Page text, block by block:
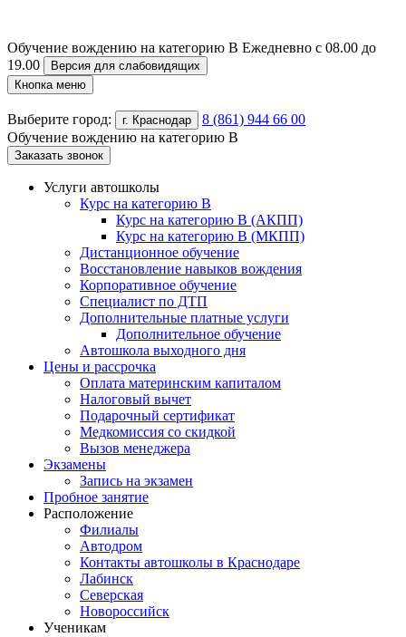
Обучение вождению на категорию B Ежедневно с 08.00 до
19.00
Версия для слабовидящих
Кнопка меню
Выберите город: г. Краснодар
8 (861) 944 66 00
Обучение вождению на категорию B
Заказать звонок
Услуги автошколы
Курс на категорию В
Курс на категорию В (АКПП)
Курс на категорию В (МКПП)
Дистанционное обучение
Восстановление навыков вождения
Корпоративное обучение
Специалист по ДТП
Дополнительные платные услуги
Дополнительное обучение
Автошкола выходного дня
Цены и рассрочка
Оплата материнским капиталом
Налоговый вычет
Подарочный сертификат
Медкомиссия со скидкой
Вызов менеджера
Экзамены
Запись на экзамен
Пробное занятие
Расположение
Филиалы
Автодром
Контакты автошколы в Краснодаре
Лабинск
Северская
Новороссийск
Ученикам